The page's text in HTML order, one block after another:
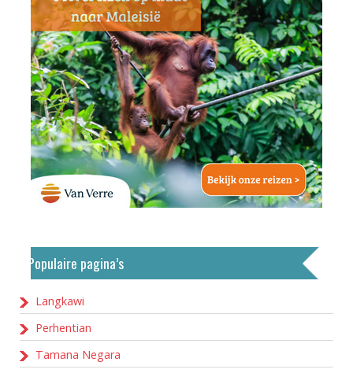
Populaire pagina’s
Langkawi
Perhentian
Tamana Negara